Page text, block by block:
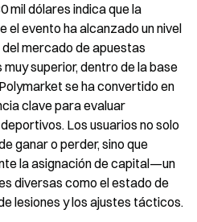
mil dólares indica que la
el evento ha alcanzado un nivel
mercado de apuestas
superior, dentro de la base
se ha convertido en
clave para evaluar
Los usuarios no solo
ganar o perder, sino que
la asignación de capital—un
diversas como el estado de
lesiones y los ajustes tácticos.